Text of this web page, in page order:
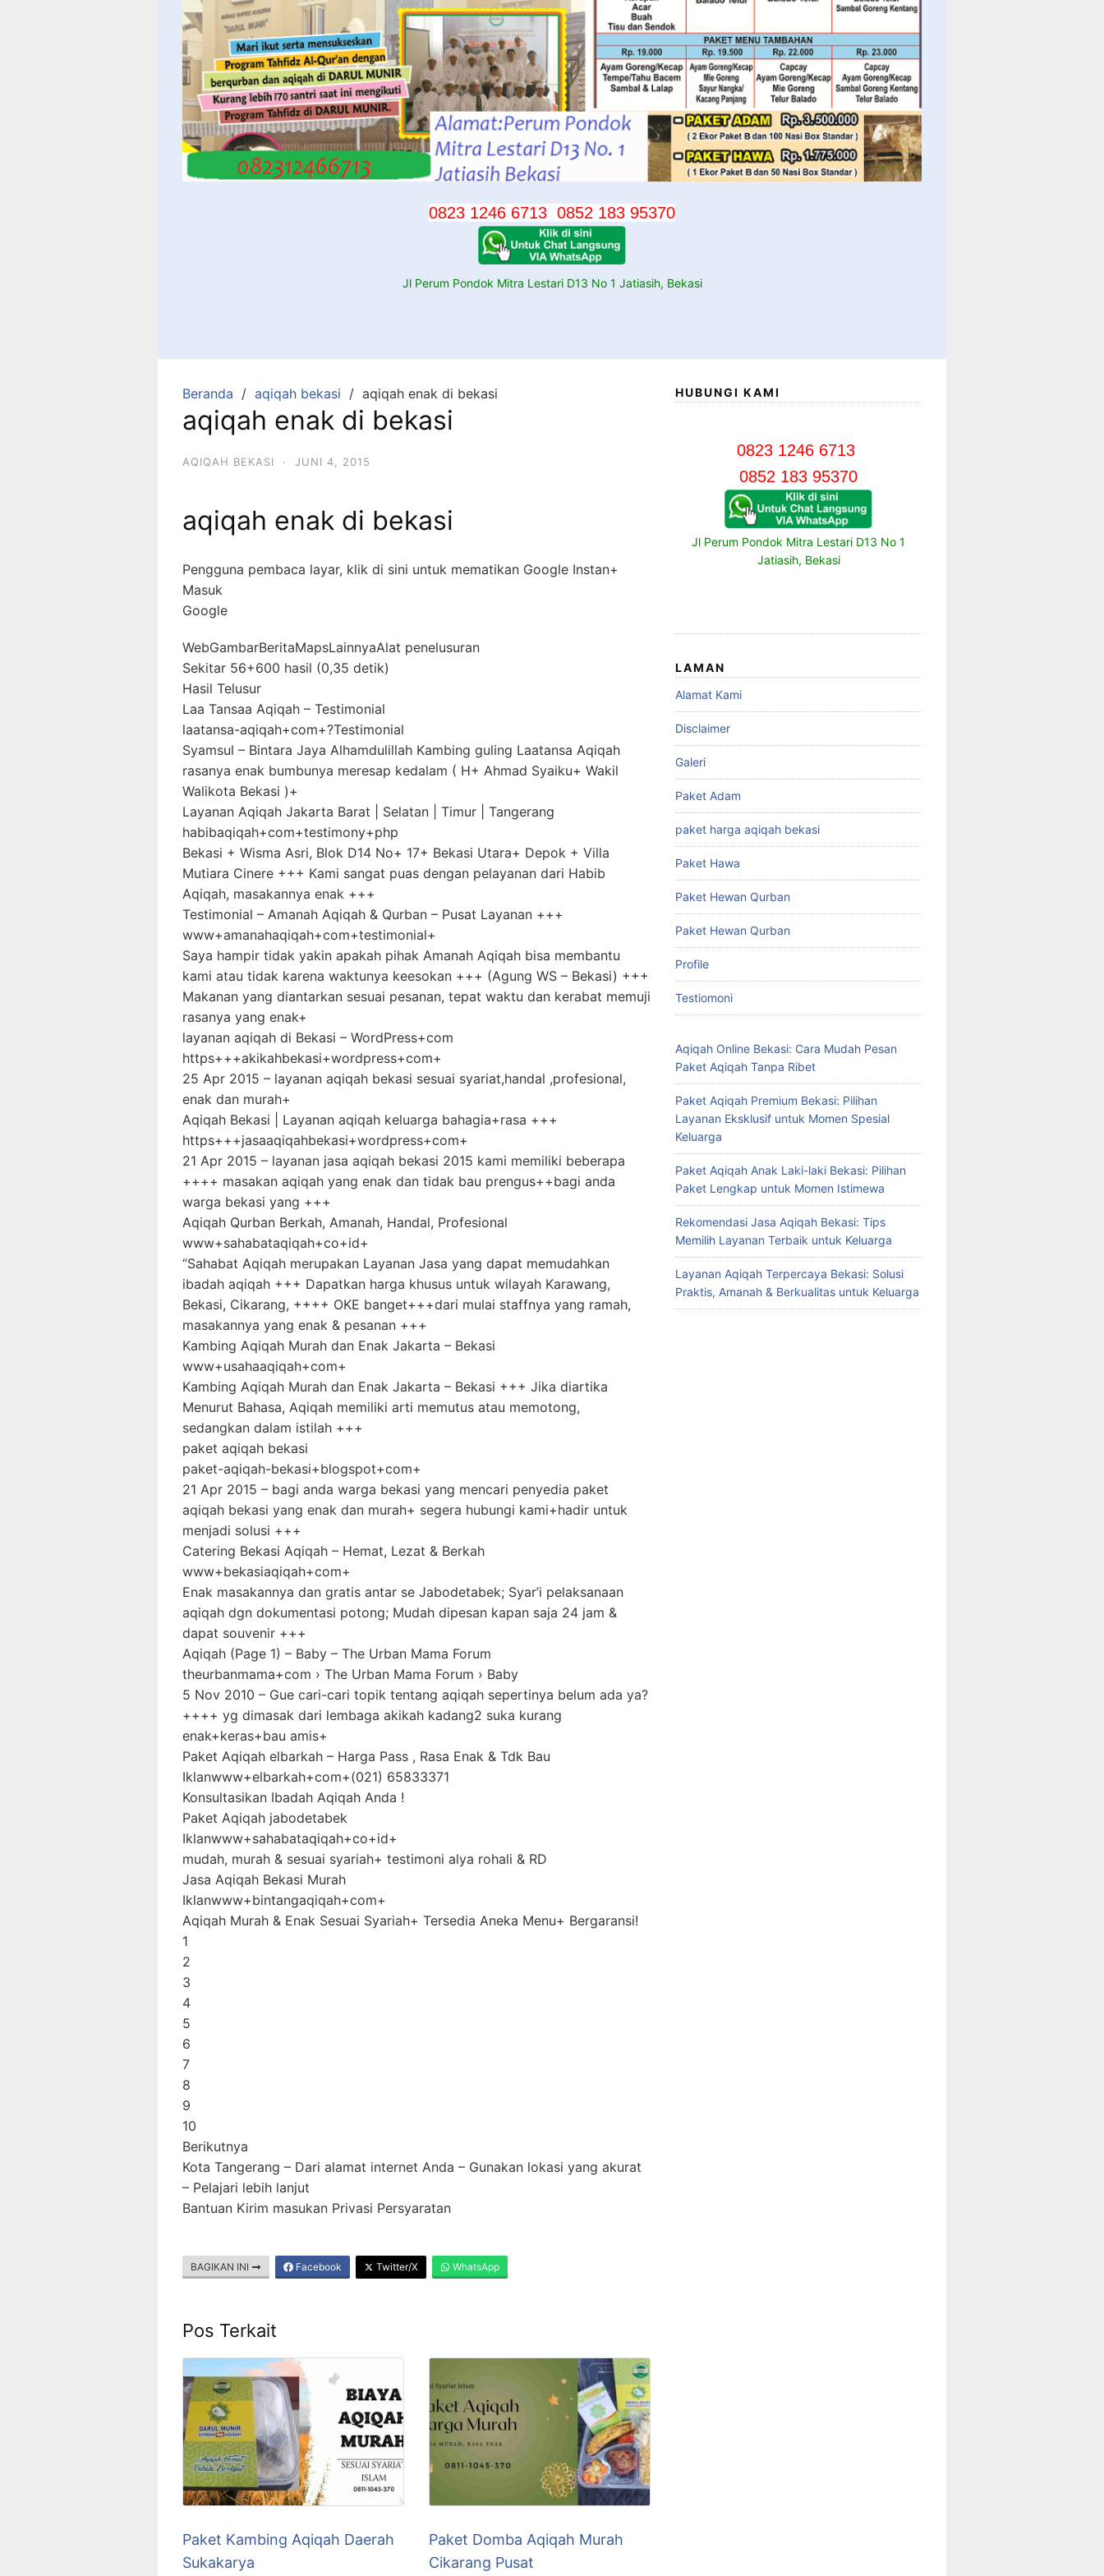
0823 1246 6713 0852 183 95370
Jl Perum Pondok Mitra Lestari D13 No 1 Jatiasih, Bekasi
Beranda aqiqah bekasi aqiqah enak di bekasi
aqiqah enak di bekasi
AQIQAH BEKASI · JUNI 4, 2015
aqiqah enak di bekasi
Pengguna pembaca layar, klik di sini untuk mematikan Google Instan+
Masuk
Google
WebGambarBeritaMapsLainnyaAlat penelusuran
Sekitar 56+600 hasil (0,35 detik)
Hasil Telusur
Laa Tansaa Aqiqah – Testimonial
laatansa-aqiqah+com+?Testimonial
Syamsul – Bintara Jaya Alhamdulillah Kambing guling Laatansa Aqiqah
rasanya enak bumbunya meresap kedalam ( H+ Ahmad Syaiku+ Wakil
Walikota Bekasi )+
Layanan Aqiqah Jakarta Barat | Selatan | Timur | Tangerang
habibaqiqah+com+testimony+php
Bekasi + Wisma Asri, Blok D14 No+ 17+ Bekasi Utara+ Depok + Villa
Mutiara Cinere +++ Kami sangat puas dengan pelayanan dari Habib
Aqiqah, masakannya enak +++
Testimonial – Amanah Aqiqah & Qurban – Pusat Layanan +++
www+amanahaqiqah+com+testimonial+
Saya hampir tidak yakin apakah pihak Amanah Aqiqah bisa membantu
kami atau tidak karena waktunya keesokan +++ (Agung WS – Bekasi) +++
Makanan yang diantarkan sesuai pesanan, tepat waktu dan kerabat memuji
rasanya yang enak+
layanan aqiqah di Bekasi – WordPress+com
https+++akikahbekasi+wordpress+com+
25 Apr 2015 – layanan aqiqah bekasi sesuai syariat,handal ,profesional,
enak dan murah+
Aqiqah Bekasi | Layanan aqiqah keluarga bahagia+rasa +++
https+++jasaaqiqahbekasi+wordpress+com+
21 Apr 2015 – layanan jasa aqiqah bekasi 2015 kami memiliki beberapa
++++ masakan aqiqah yang enak dan tidak bau prengus++bagi anda
warga bekasi yang +++
Aqiqah Qurban Berkah, Amanah, Handal, Profesional
www+sahabataqiqah+co+id+
“Sahabat Aqiqah merupakan Layanan Jasa yang dapat memudahkan
ibadah aqiqah +++ Dapatkan harga khusus untuk wilayah Karawang,
Bekasi, Cikarang, ++++ OKE banget+++dari mulai staffnya yang ramah,
masakannya yang enak & pesanan +++
Kambing Aqiqah Murah dan Enak Jakarta – Bekasi
www+usahaaqiqah+com+
Kambing Aqiqah Murah dan Enak Jakarta – Bekasi +++ Jika diartika
Menurut Bahasa, Aqiqah memiliki arti memutus atau memotong,
sedangkan dalam istilah +++
paket aqiqah bekasi
paket-aqiqah-bekasi+blogspot+com+
21 Apr 2015 – bagi anda warga bekasi yang mencari penyedia paket
aqiqah bekasi yang enak dan murah+ segera hubungi kami+hadir untuk
menjadi solusi +++
Catering Bekasi Aqiqah – Hemat, Lezat & Berkah
www+bekasiaqiqah+com+
Enak masakannya dan gratis antar se Jabodetabek; Syar’i pelaksanaan
aqiqah dgn dokumentasi potong; Mudah dipesan kapan saja 24 jam &
dapat souvenir +++
Aqiqah (Page 1) – Baby – The Urban Mama Forum
theurbanmama+com › The Urban Mama Forum › Baby
5 Nov 2010 – Gue cari-cari topik tentang aqiqah sepertinya belum ada ya?
++++ yg dimasak dari lembaga akikah kadang2 suka kurang
enak+keras+bau amis+
Paket Aqiqah elbarkah – Harga Pass , Rasa Enak & Tdk Bau‎
Iklanwww+elbarkah+com+‎(021) 65833371
Konsultasikan Ibadah Aqiqah Anda !
Paket Aqiqah jabodetabek‎
Iklanwww+sahabataqiqah+co+id+‎
mudah, murah & sesuai syariah+ testimoni alya rohali & RD
Jasa Aqiqah Bekasi Murah‎
Iklanwww+bintangaqiqah+com+‎
Aqiqah Murah & Enak Sesuai Syariah+ Tersedia Aneka Menu+ Bergaransi!
1
2
3
4
5
6
7
8
9
10
Berikutnya
Kota Tangerang – Dari alamat internet Anda – Gunakan lokasi yang akurat
– Pelajari lebih lanjut
Bantuan Kirim masukan Privasi Persyaratan
BAGIKAN INI Facebook Twitter/X WhatsApp
Pos Terkait
Paket Kambing Aqiqah Daerah
Sukakarya
Paket Domba Aqiqah Murah
Cikarang Pusat
HUBUNGI KAMI
0823 1246 6713
0852 183 95370
Jl Perum Pondok Mitra Lestari D13 No 1
Jatiasih, Bekasi
LAMAN
Alamat Kami
Disclaimer
Galeri
Paket Adam
paket harga aqiqah bekasi
Paket Hawa
Paket Hewan Qurban
Paket Hewan Qurban
Profile
Testiomoni
Aqiqah Online Bekasi: Cara Mudah Pesan
Paket Aqiqah Tanpa Ribet
Paket Aqiqah Premium Bekasi: Pilihan
Layanan Eksklusif untuk Momen Spesial
Keluarga
Paket Aqiqah Anak Laki-laki Bekasi: Pilihan
Paket Lengkap untuk Momen Istimewa
Rekomendasi Jasa Aqiqah Bekasi: Tips
Memilih Layanan Terbaik untuk Keluarga
Layanan Aqiqah Terpercaya Bekasi: Solusi
Praktis, Amanah & Berkualitas untuk Keluarga